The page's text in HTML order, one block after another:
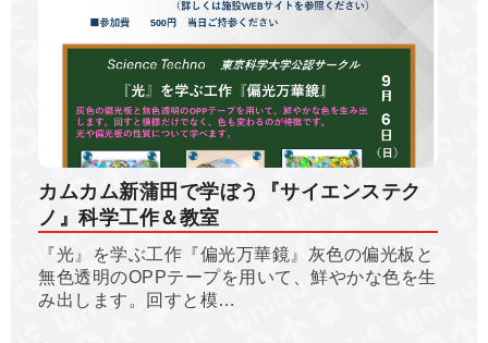
カムカム新蒲田で学ぼう『サイエンステク
ノ』科学工作＆教室
『光』を学ぶ工作『偏光万華鏡』灰色の偏光板と
無色透明のOPPテープを用いて、鮮やかな色を生
み出します。回すと模…